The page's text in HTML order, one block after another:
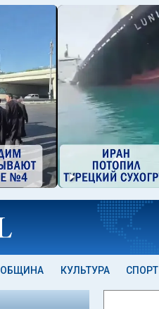
ОБЩИНА КУЛЬТУРА СПОРТ